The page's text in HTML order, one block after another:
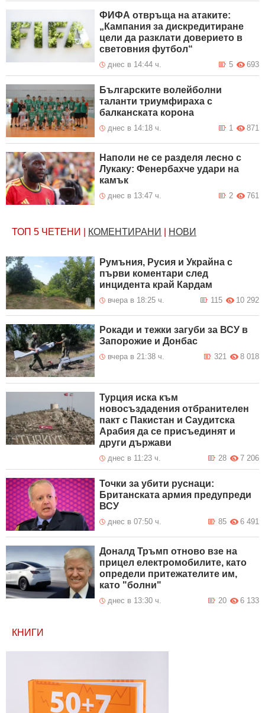
ФИФА отвръща на атаките:
„Кампания за дискредитиране
цели да разклати доверието в
световния футбол“
днес в 14:44 ч. 693
5
Българските волейболни
таланти триумфираха с
балканската корона
днес в 14:18 ч. 871
1
Наполи не се разделя лесно с
Лукаку: Фенербахче удари на
камък
днес в 13:47 ч. 761
2
ТОП 5 ЧЕТЕНИ КОМЕНТИРАНИ НОВИ
Румъния, Русия и Украйна с
първи коментари след
инцидента край Кардам
вчера в 18:25 ч. 10 292
115
Рокади и тежки загуби за ВСУ в
Запорожие и Донбас
вчера в 21:38 ч. 8 018
321
Турция иска към
новосъздадения отбранителен
пакт с Пакистан и Саудитска
Арабия да се присъединят и
други държави
днес в 11:23 ч. 7 206
28
Точки за убити руснаци:
Британската армия предупреди
ВСУ
днес в 07:50 ч. 6 491
85
Доналд Тръмп отново взе на
прицел електромобилите, като
определи притежателите им,
като "болни"
днес в 13:30 ч. 6 133
20
КНИГИ